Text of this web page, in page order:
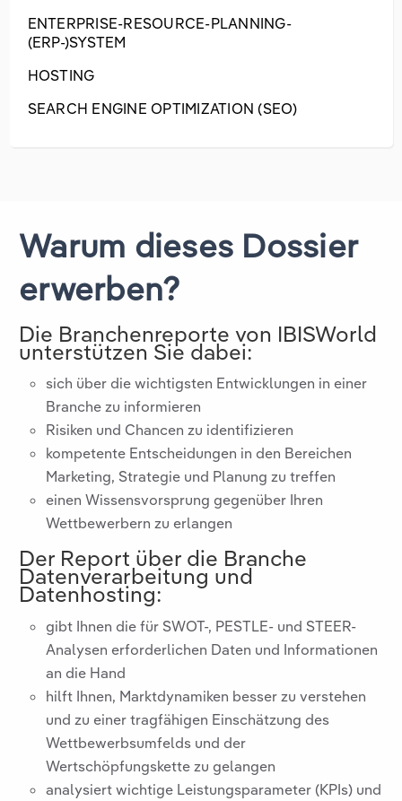
ENTERPRISE-RESOURCE-PLANNING-
(ERP-)SYSTEM
HOSTING
SEARCH ENGINE OPTIMIZATION (SEO)
Warum dieses Dossier
erwerben?
Die Branchenreporte von IBISWorld
unterstützen Sie dabei:
sich über die wichtigsten Entwicklungen in einer
Branche zu informieren
Risiken und Chancen zu identifizieren
kompetente Entscheidungen in den Bereichen
Marketing, Strategie und Planung zu treffen
einen Wissensvorsprung gegenüber Ihren
Wettbewerbern zu erlangen
Der Report über die Branche
Datenverarbeitung und
Datenhosting:
gibt Ihnen die für SWOT-, PESTLE- und STEER-
Analysen erforderlichen Daten und Informationen
an die Hand
hilft Ihnen, Marktdynamiken besser zu verstehen
und zu einer tragfähigen Einschätzung des
Wettbewerbsumfelds und der
Wertschöpfungskette zu gelangen
analysiert wichtige Leistungsparameter (KPIs) und